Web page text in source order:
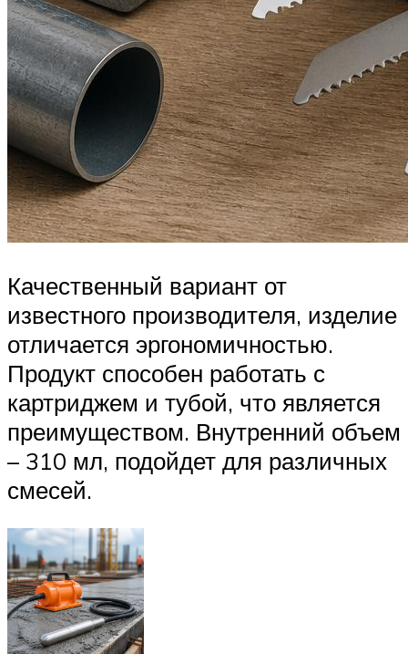
Качественный вариант от
известного производителя, изделие
отличается эргономичностью.
Продукт способен работать с
картриджем и тубой, что является
преимуществом. Внутренний объем
– 310 мл, подойдет для различных
смесей.